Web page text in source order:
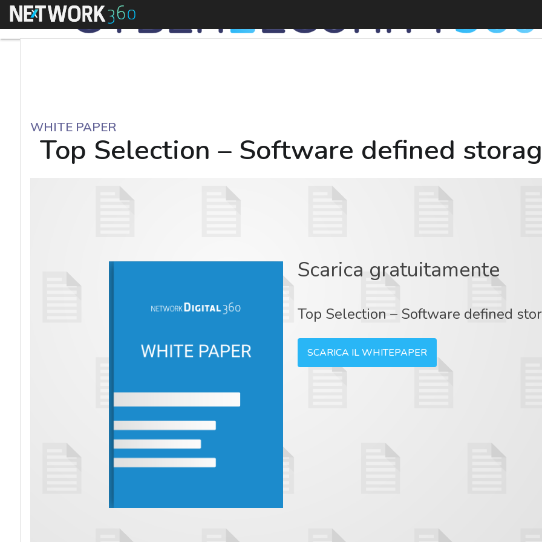
Menu
WHITE PAPER
Top Selection – Software defined
Scarica gratuitamente
Top Selection – Software defined
SCARICA IL WHITEPAPER